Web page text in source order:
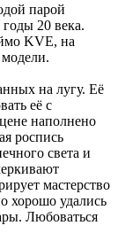
парой
20 века.
KVE, на
на лугу. Её
её с
наполнено
роспись
света и
мастерство
хорошо удались
Любоваться